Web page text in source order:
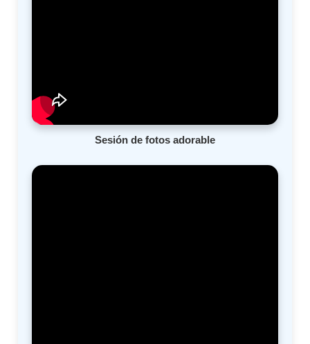
Sesión de fotos adorable